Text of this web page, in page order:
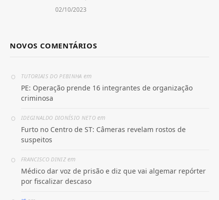
02/10/2023
NOVOS COMENTÁRIOS
TUTORIAIS DO PEBINHA em
PE: Operação prende 16 integrantes de organização
criminosa
IDEGINALDO DIONÍSIO NETOem
Furto no Centro de ST: Câmeras revelam rostos de
suspeitos
FRANCISCO DINIZem
Médico dar voz de prisão e diz que vai algemar repórter
por fiscalizar descaso